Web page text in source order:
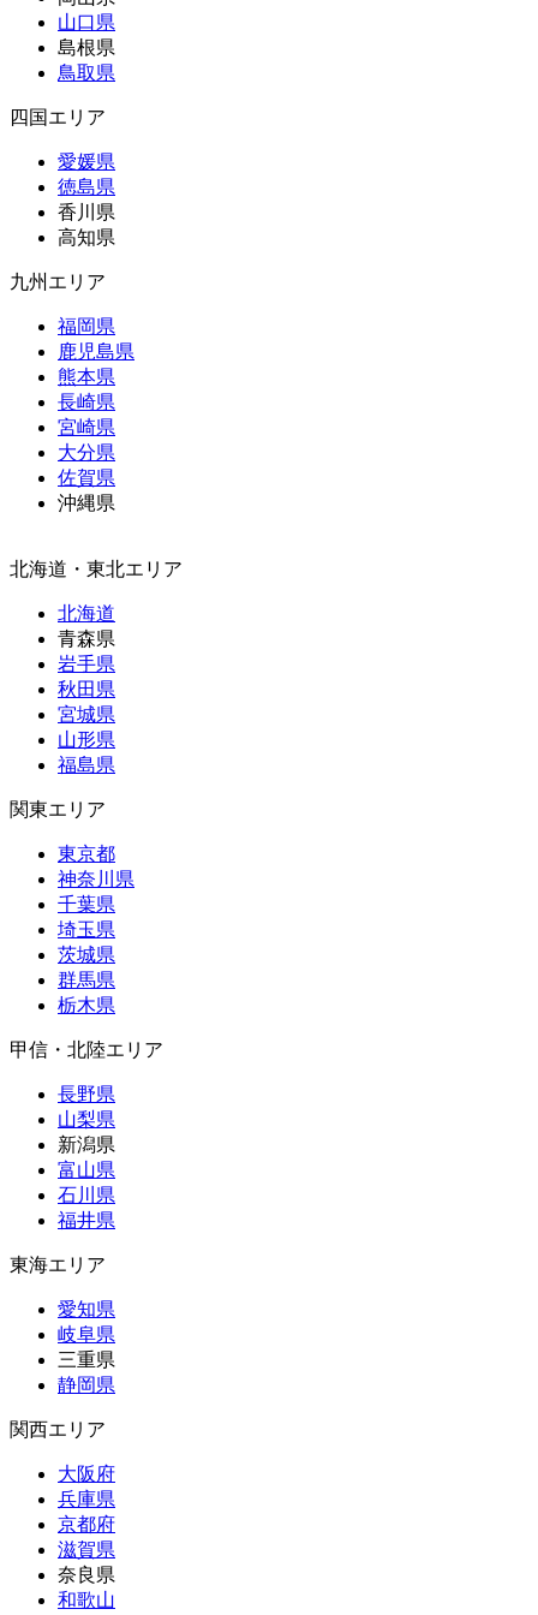
山口県
島根県
鳥取県
四国エリア
愛媛県
徳島県
香川県
高知県
九州エリア
福岡県
鹿児島県
熊本県
長崎県
宮崎県
大分県
佐賀県
沖縄県
北海道・東北エリア
北海道
青森県
岩手県
秋田県
宮城県
山形県
福島県
関東エリア
東京都
神奈川県
千葉県
埼玉県
茨城県
群馬県
栃木県
甲信・北陸エリア
長野県
山梨県
新潟県
富山県
石川県
福井県
東海エリア
愛知県
岐阜県
三重県
静岡県
関西エリア
大阪府
兵庫県
京都府
滋賀県
奈良県
和歌山